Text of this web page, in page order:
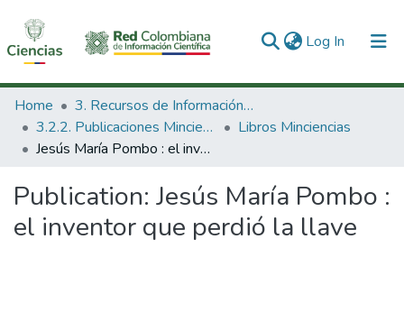
Log In (current)
Communities & Collections
All of DSpace
Home
3. Recursos de Información Científica y Tecnológica
3.2.2. Publicaciones Minciencias
Libros Minciencias
Jesús María Pombo : el inventor que perdió la llave
Publication: Jesús María Pombo :
el inventor que perdió la llave